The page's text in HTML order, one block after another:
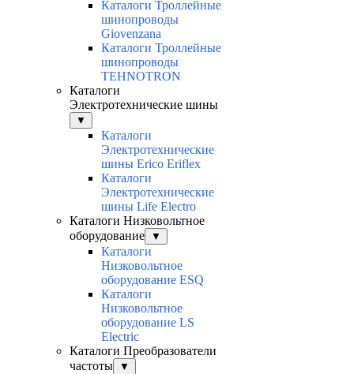
Каталоги Троллейные
шинопроводы
Giovenzana
Каталоги Троллейные
шинопроводы
TEHNOTRON
Каталоги
Электротехнические шины
▼
Каталоги
Электротехнические
шины Erico Eriflex
Каталоги
Электротехнические
шины Life Electro
Каталоги Низковольтное
оборудование
▼
Каталоги
Низковольтное
оборудование ESQ
Каталоги
Низковольтное
оборудование LS
Electric
Каталоги Преобразователи
частоты
▼